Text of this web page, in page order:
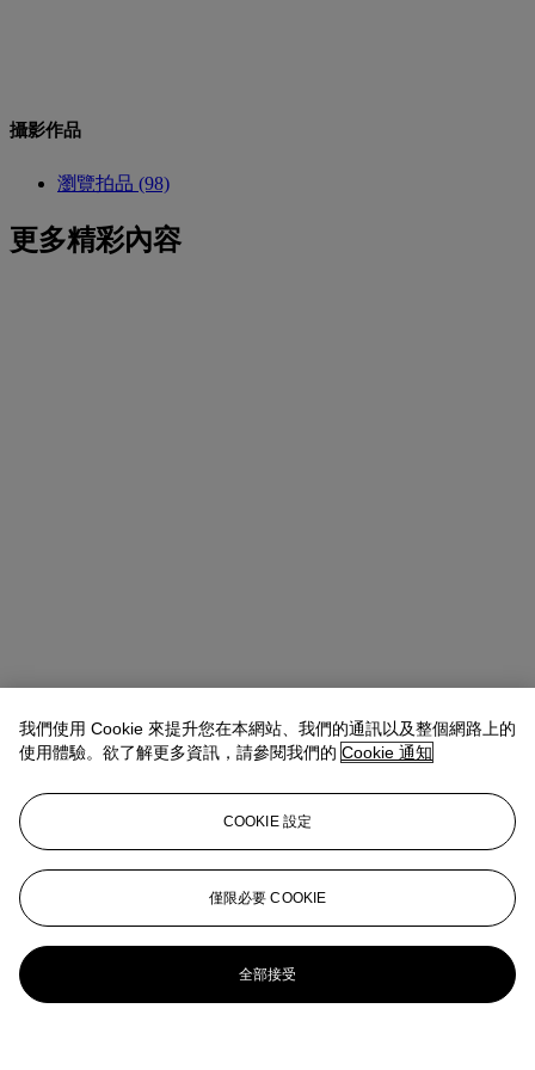
攝影作品
瀏覽拍品 (98)
更多精彩內容
我們使用 Cookie 來提升您在本網站、我們的通訊以及整個網路上的
使用體驗。欲了解更多資訊，請參閱我們的 Cookie 通知
COOKIE 設定
僅限必要 COOKIE
全部接受